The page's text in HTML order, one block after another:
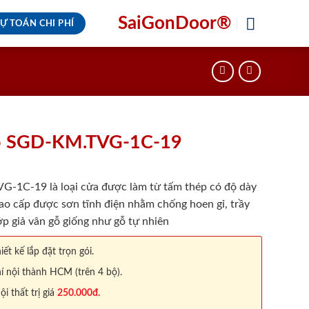
TOÁN CHI PHÍ SaiGonDoor®
SGD-KM.TVG-1C-19
1C-19 là loại cửa được làm từ tấm thép có độ dày
cấp được sơn tĩnh điện nhằm chống hoen gỉ, trầy
giả vân gỗ giống như gỗ tự nhiên
kế lắp đặt trọn gói.
nội thành HCM (trên 4 bộ).
thất trị giá 250.000đ.